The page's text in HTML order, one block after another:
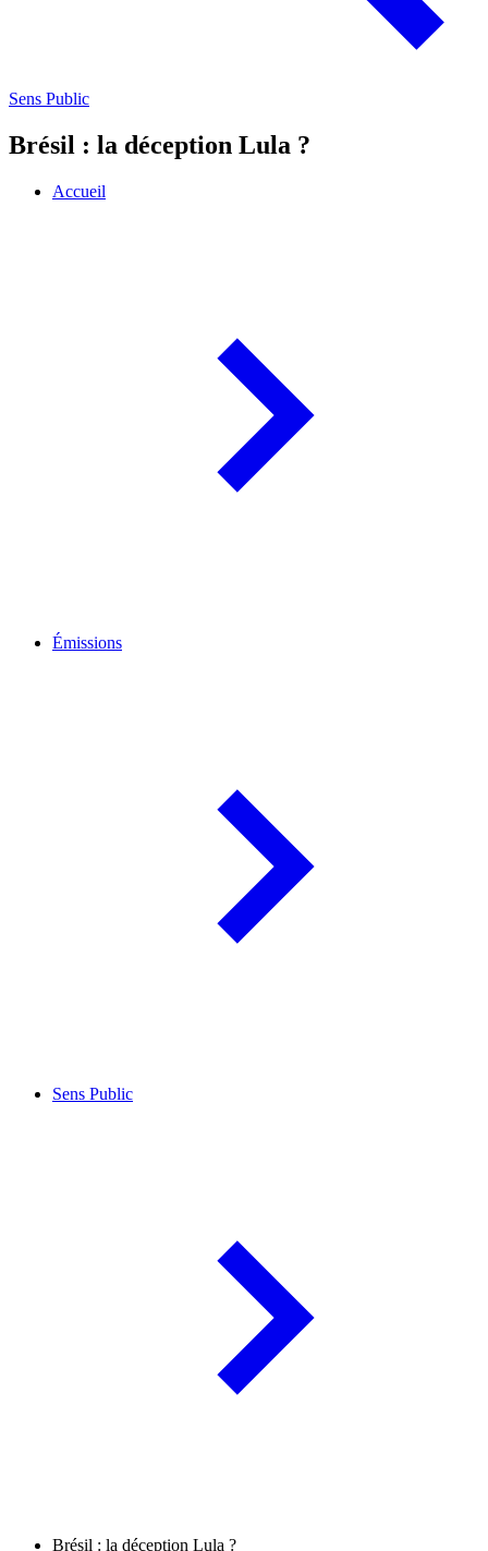
Sens Public
Brésil : la déception Lula ?
Accueil
Émissions
Sens Public
Brésil : la déception Lula ?